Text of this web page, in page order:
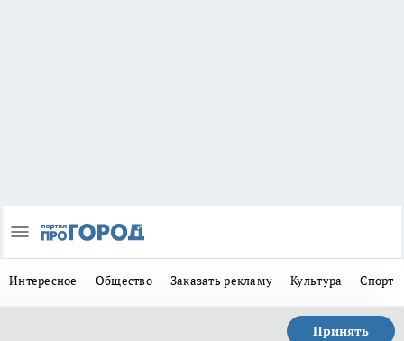
Интересное Общество Заказать рекламу Культура Спорт
Принять